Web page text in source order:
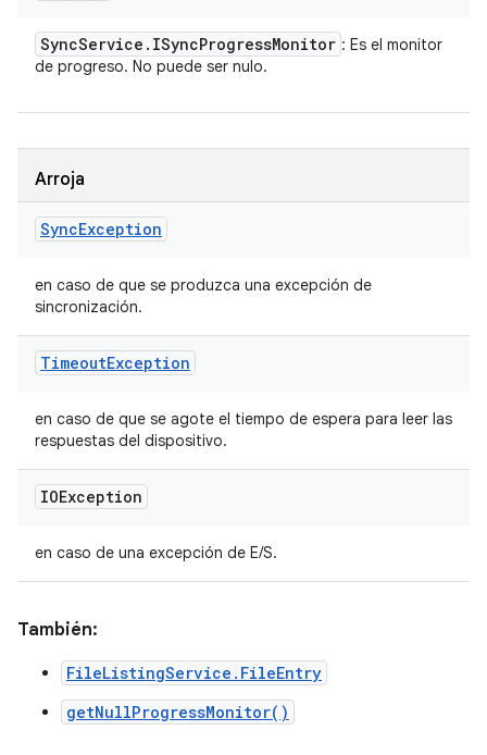
SyncService . ISyncProgressMonitor : Es el monitor
de progreso. No puede ser nulo.
Arroja
SyncException
en caso de que se produzca una excepción de
sincronización.
TimeoutException
en caso de que se agote el tiempo de espera para leer las
respuestas del dispositivo.
IOException
en caso de una excepción de E/S.
También:
FileListingService.FileEntry
getNullProgressMonitor()